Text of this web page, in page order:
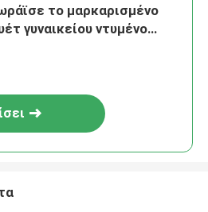
το μαρκαρισμένο
γυναικείου ντυμένο